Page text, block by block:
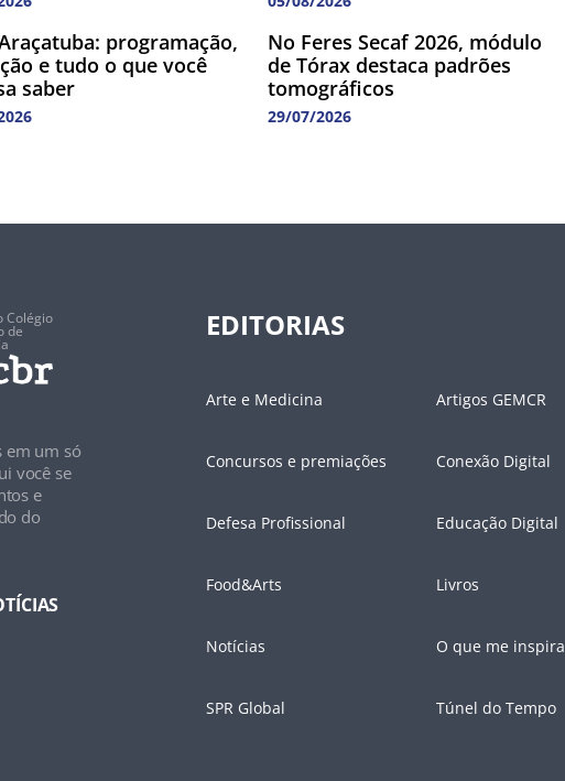
programação,
e tudo o que você
saber
No Feres Secaf 2026, módulo
de Tórax destaca padrões
tomográficos
29/07/2026
Colégio
de
em um só
você se
e
do
EDITORIAS
Arte e Medicina Artigos GEMCR
Concursos e premiações Conexão Digital
Defesa Profissional Educação Digital
Food&Arts Livros
Notícias O que me inspira
SPR Global Túnel do Tempo